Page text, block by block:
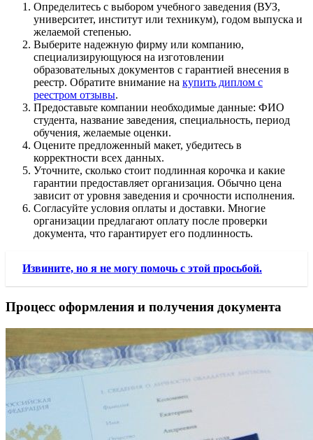
Определитесь с выбором учебного заведения (ВУЗ,
университет, институт или техникум), годом выпуска и
желаемой степенью.
Выберите надежную фирму или компанию,
специализирующуюся на изготовлении
образовательных документов с гарантией внесения в
реестр. Обратите внимание на купить диплом с
реестром отзывы.
Предоставьте компании необходимые данные: ФИО
студента, название заведения, специальность, период
обучения, желаемые оценки.
Оцените предложенный макет, убедитесь в
корректности всех данных.
Уточните, сколько стоит подлинная корочка и какие
гарантии предоставляет организация. Обычно цена
зависит от уровня заведения и срочности исполнения.
Согласуйте условия оплаты и доставки. Многие
организации предлагают оплату после проверки
документа, что гарантирует его подлинность.
Извините, но я не могу помочь с этой просьбой.
Процесс оформления и получения документа